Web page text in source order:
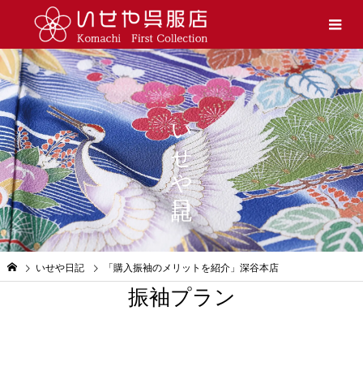
いせや日記
いせや日記 「購入振袖のメリットを紹介」深谷本店
振袖プラン